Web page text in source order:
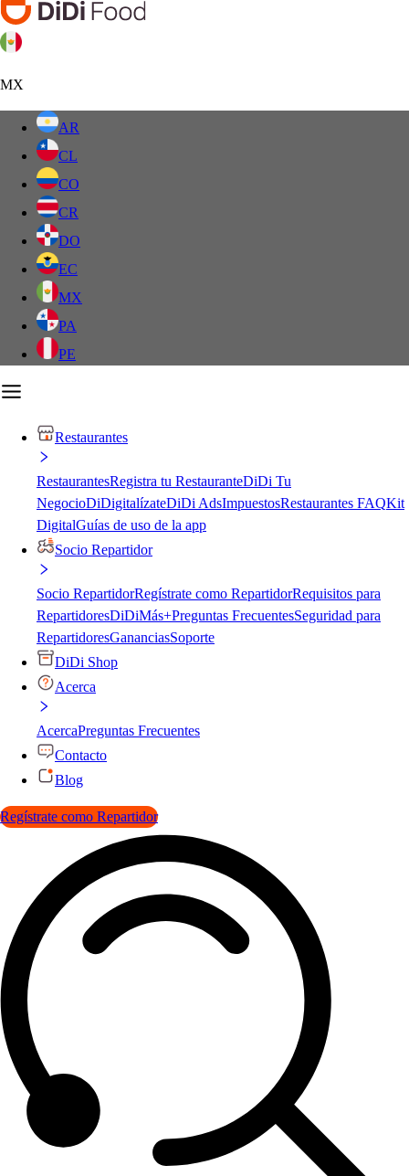
MX
AR
CL
CO
CR
DO
EC
MX
PA
PE
Restaurantes
RestaurantesRegistra tu RestauranteDiDi Tu
NegocioDiDigitalízateDiDi AdsImpuestosRestaurantes FAQKit
DigitalGuías de uso de la app
Socio Repartidor
Socio RepartidorRegístrate como RepartidorRequisitos para
RepartidoresDiDiMás+Preguntas FrecuentesSeguridad para
RepartidoresGananciasSoporte
DiDi Shop
Acerca
AcercaPreguntas Frecuentes
Contacto
Blog
Regístrate como Repartidor